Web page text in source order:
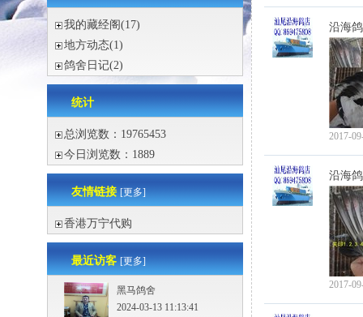
我的藏经阁(17)
地方动态(1)
鸽舍日记(2)
统计
总浏览数：19765453
今日浏览数：1889
友情链接[更多]
香港万宁代购
最近访客[更多]
黑马鸽舍
2024-03-13 11:13:41
沿海
2017-
沿海
2017-